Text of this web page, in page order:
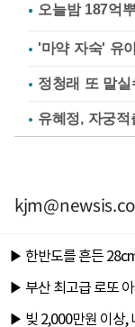
'마약 자숙' 유
정청래 또 말
유혜정, 자궁